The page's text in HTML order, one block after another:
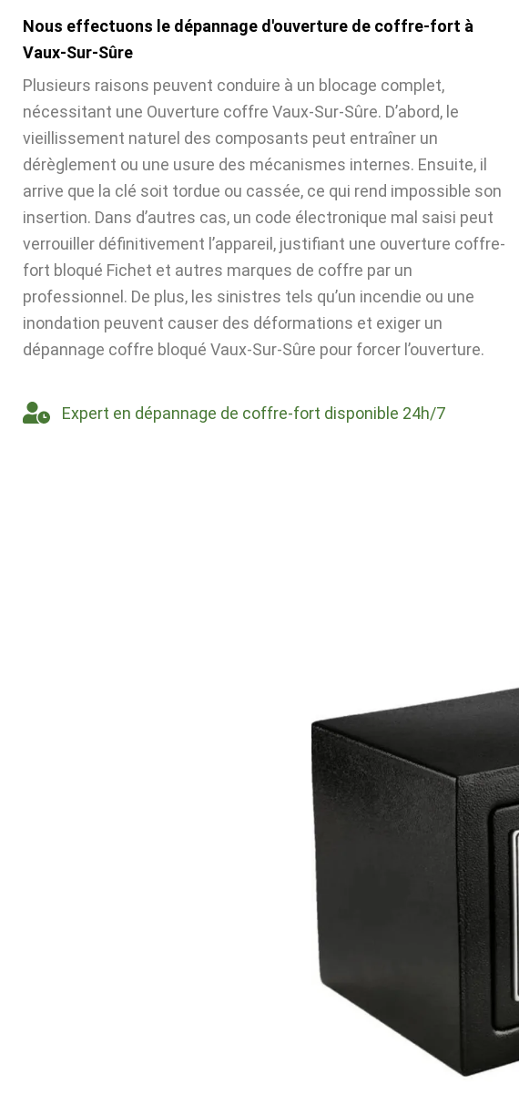
Nous effectuons le dépannage d'ouverture de coffre-fort à
Vaux-Sur-Sûre
Plusieurs raisons peuvent conduire à un blocage complet,
nécessitant une Ouverture coffre Vaux-Sur-Sûre. D’abord, le
vieillissement naturel des composants peut entraîner un
dérèglement ou une usure des mécanismes internes. Ensuite, il
arrive que la clé soit tordue ou cassée, ce qui rend impossible son
insertion. Dans d’autres cas, un code électronique mal saisi peut
verrouiller définitivement l’appareil, justifiant une ouverture coffre-
fort bloqué Fichet et autres marques de coffre par un
professionnel. De plus, les sinistres tels qu’un incendie ou une
inondation peuvent causer des déformations et exiger un
dépannage coffre bloqué Vaux-Sur-Sûre pour forcer l’ouverture.
Expert en dépannage de coffre-fort disponible 24h/7